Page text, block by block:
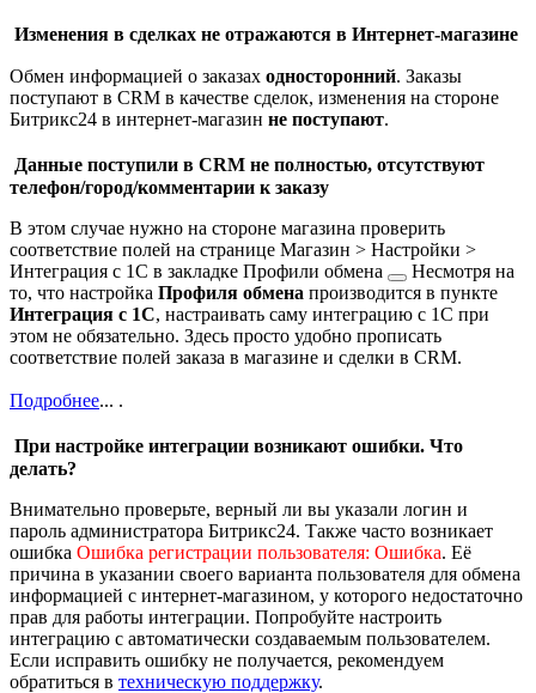
Изменения в сделках не отражаются в Интернет-магазине
Обмен информацией о заказах односторонний. Заказы
поступают в CRM в качестве сделок, изменения на стороне
Битрикс24 в интернет-магазин не поступают.
Данные поступили в CRM не полностью, отсутствуют
телефон/город/комментарии к заказу
В этом случае нужно на стороне магазина проверить
соответствие полей на странице Магазин > Настройки >
Интеграция с 1С в закладке Профили обмена
Несмотря на
то, что настройка Профиля обмена производится в пункте
Интеграция с 1С, настраивать саму интеграцию с 1С при
этом не обязательно. Здесь просто удобно прописать
соответствие полей заказа в магазине и сделки в CRM.
Подробнее... .
При настройке интеграции возникают ошибки. Что
делать?
Внимательно проверьте, верный ли вы указали логин и
пароль администратора Битрикс24. Также часто возникает
ошибка Ошибка регистрации пользователя: Ошибка. Её
причина в указании своего варианта пользователя для обмена
информацией с интернет-магазином, у которого недостаточно
прав для работы интеграции. Попробуйте настроить
интеграцию с автоматически создаваемым пользователем.
Если исправить ошибку не получается, рекомендуем
обратиться в техническую поддержку.